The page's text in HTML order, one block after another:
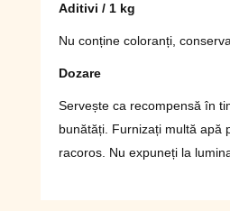
Aditivi / 1 kg
Nu conține coloranți,
Dozare
Servește ca recompensă în
bunătăți. Furnizați multă apă
racoros. Nu expuneți la